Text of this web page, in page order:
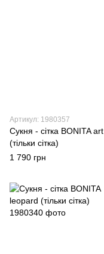
Артикул: 1980357
Сукня - сітка BONITA art
(тільки сітка)
1 790 грн